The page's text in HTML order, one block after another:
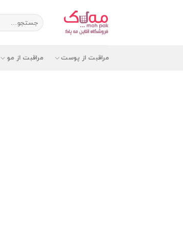
جستجو
برای:
مراقبت از پوست مراقبت از مو